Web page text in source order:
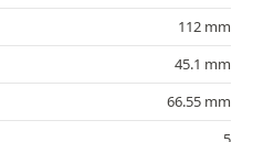
112 mm
45.1 mm
66.55 mm